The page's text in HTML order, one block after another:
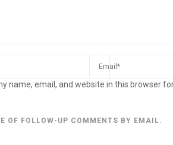
name, email, and website in this browser
OF FOLLOW-UP COMMENTS BY EMAIL.